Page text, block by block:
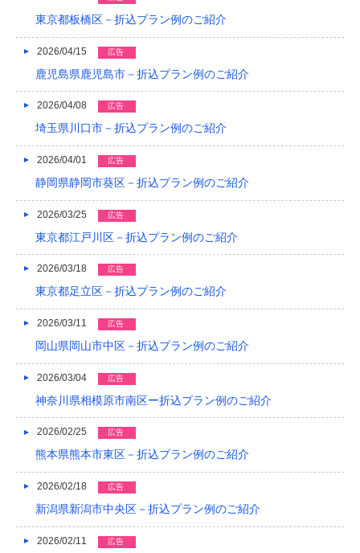
2022/10
2022/09
2022/08
2022/07
2022/04
2022/03
2022/02
2022/01
2021/12
2021/11
2021/10
2021/09
2021/07
2021/06
2021/05
東京都板橋区－折込プラン例のご紹介
2026/04/15 広告
鹿児島県鹿児島市－折込プラン例のご紹介
2026/04/08 広告
埼玉県川口市－折込プラン例のご紹介
2026/04/01 広告
静岡県静岡市葵区－折込プラン例のご紹介
2026/03/25 広告
東京都江戸川区－折込プラン例のご紹介
2026/03/18 広告
東京都足立区－折込プラン例のご紹介
2026/03/11 広告
岡山県岡山市中区－折込プラン例のご紹介
2026/03/04 広告
神奈川県相模原市南区ー折込プラン例のご紹介
2026/02/25 広告
熊本県熊本市東区－折込プラン例のご紹介
2026/02/18 広告
新潟県新潟市中央区－折込プラン例のご紹介
2026/02/11 広告